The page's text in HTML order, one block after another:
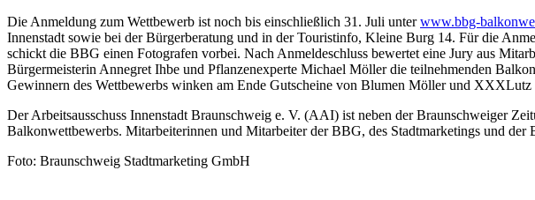
Die Anmeldung zum Wettbewerb ist noch bis einschließlich 31. Juli unterwww.bbg-
Innenstadt sowie bei der Bürgerberatung und in der Touristinfo, Kleine Burg 14. Für die
schickt die BBG einen Fotografen vorbei. Nach Anmeldeschluss bewertet eine Jury aus
Bürgermeisterin Annegret Ihbe und Pflanzenexperte Michael Möller die teilnehmenden
Gewinnern des Wettbewerbs winken am Ende Gutscheine von Blumen Möller und
Der Arbeitsausschuss Innenstadt Braunschweig e. V. (AAI) ist neben der Braunschweiger
Balkonwettbewerbs. Mitarbeiterinnen und Mitarbeiter der BBG, des Stadtmarketings und der
Foto: Braunschweig Stadtmarketing GmbH